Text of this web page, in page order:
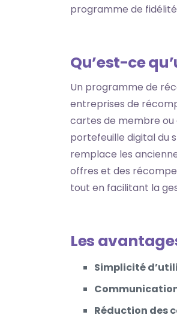
programme de
Qu’est-ce
Un programme de
entreprises de
cartes de membre ou
portefeuille digital du
remplace les
offres et des
tout en facilitant la
Les
Simplicité
Réduction des